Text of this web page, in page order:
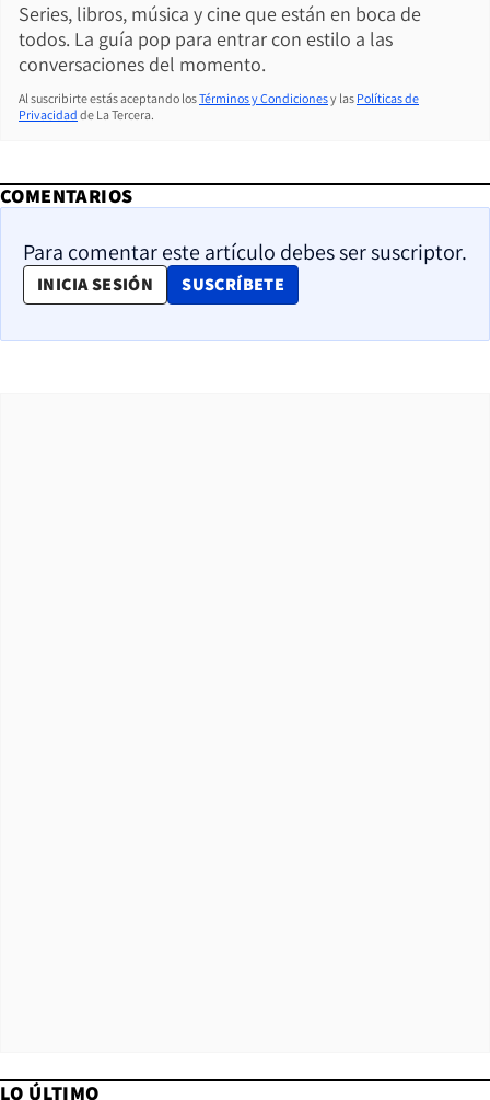
Series, libros, música y cine que están en boca de
todos. La guía pop para entrar con estilo a las
conversaciones del momento.
Al suscribirte estás aceptando losTérminos y Condicionesy las Políticas de
Privacidad de La Tercera.
COMENTARIOS
Para comentar este artículo debes ser suscriptor.
INICIA SESIÓN SUSCRÍBETE
OPENS IN NEW WINDOW
LO ÚLTIMO